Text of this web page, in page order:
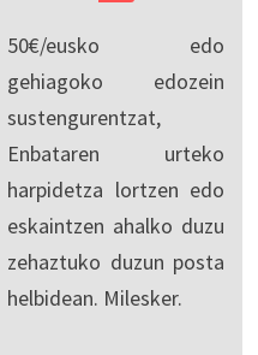
50€/eusko edo
gehiagoko edozein
sustengurentzat,
Enbataren urteko
harpidetza lortzen edo
eskaintzen ahalko duzu
zehaztuko duzun posta
helbidean. Milesker.